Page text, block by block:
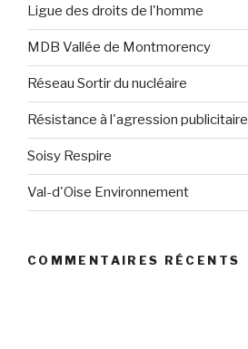
Ligue des droits de l'homme
MDB Vallée de Montmorency
Réseau Sortir du nucléaire
Résistance à l'agression publicitaire
Soisy Respire
Val-d'Oise Environnement
COMMENTAIRES RÉCENTS